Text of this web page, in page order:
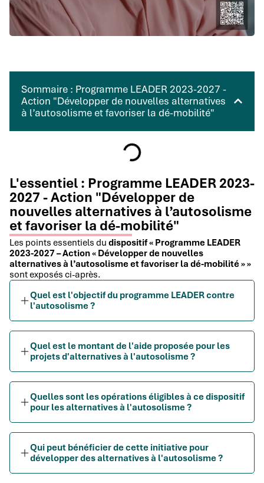
Sommaire : Programme LEADER 2023-2027 -
Action "Développer de nouvelles alternatives
à l’autosolisme et favoriser la dé-mobilité"
L'essentiel : Programme LEADER 2023-
2027 - Action "Développer de
nouvelles alternatives à l’autosolisme
et favoriser la dé-mobilité"
Les points essentiels du dispositif « Programme LEADER
2023-2027 – Action « Développer de nouvelles
alternatives à l’autosolisme et favoriser la dé-mobilité » »
sont exposés ci-après.
Quel est l'objectif du programme LEADER contre
l'autosolisme ?
Quel est le montant de l'aide proposée pour les
projets d'alternatives à l'autosolisme ?
Quelles sont les opérations éligibles à ce dispositif
pour les alternatives à l'autosolisme ?
Qui peut bénéficier de cette initiative pour
développer des alternatives à l'autosolisme ?